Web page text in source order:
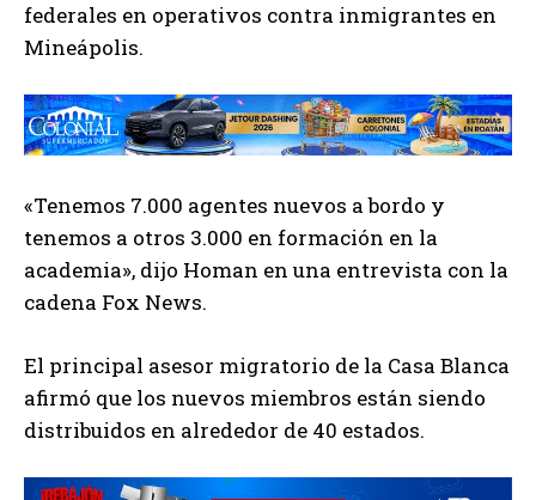
federales en operativos contra inmigrantes en
Mineápolis.
«Tenemos 7.000 agentes nuevos a bordo y
tenemos a otros 3.000 en formación en la
academia», dijo Homan en una entrevista con la
cadena Fox News.
El principal asesor migratorio de la Casa Blanca
afirmó que los nuevos miembros están siendo
distribuidos en alrededor de 40 estados.